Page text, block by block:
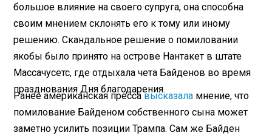
большое влияние на своего супруга, она способна
своим мнением склонять его к тому или иному
решению. Скандальное решение о помиловании
якобы было принято на острове Нантакет в штате
Массачусетс, где отдыхала чета Байденов во время
празднования Дня благодарения.
Ранее американская прессавысказала мнение, что
помилование Байденом собственного сына может
заметно усилить позиции Трампа. Сам же Байден